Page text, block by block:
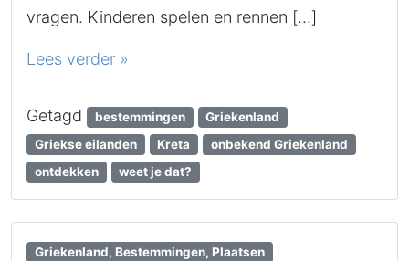
vragen. Kinderen spelen en rennen […]
Lees verder »
Getagd bestemmingen
Griekenland
Griekse eilanden
Kreta
onbekend Griekenland
ontdekken
weet je dat?
Griekenland, Bestemmingen, Plaatsen